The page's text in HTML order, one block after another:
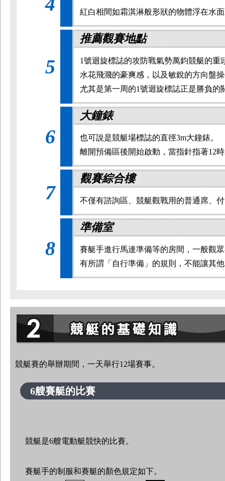
紅白相間如霜淇淋般形狀的物體浮在水
5
推薦觀賽地點
1號迴旋標誌的攻防戰氣勢萬鈞競艇的重
水花飛濺的豪爽感，以及敏銳的方向盤
尤其是第一周的1號迴旋標誌正是勝負
6
大鐘錶
也可說是競艇場標誌的直徑3m大鐘錶。
離開預備區後開始啟動，當指針指著12
7
觀賽綜合樓
不僅有諮詢區、競艇觀戰用的普通席、
8
準備室
賽艇手進行馬達準備等的房間，一般觀
有所謂「自行準備」的規則，不能讓其
競艇賽的舉辦期間，一天舉行12場賽事。
6艘賽艇的比賽
競艇是6艘電動艇競快的比賽。
賽艇手的制服和賽艇的顏色規定如下。